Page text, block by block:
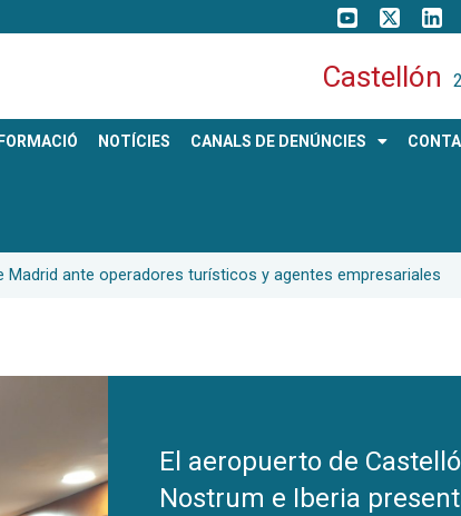
Castellón
FORMACIÓ NOTÍCIES CANALS DE DENÚNCIES
Madrid ante operadores turísticos y agentes empresariales
El aeropuerto de
Nostrum e Iberia